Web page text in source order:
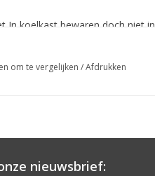
In koelkast bewaren doch niet
om te vergelijken /Afdrukken
nieuwsbrief: